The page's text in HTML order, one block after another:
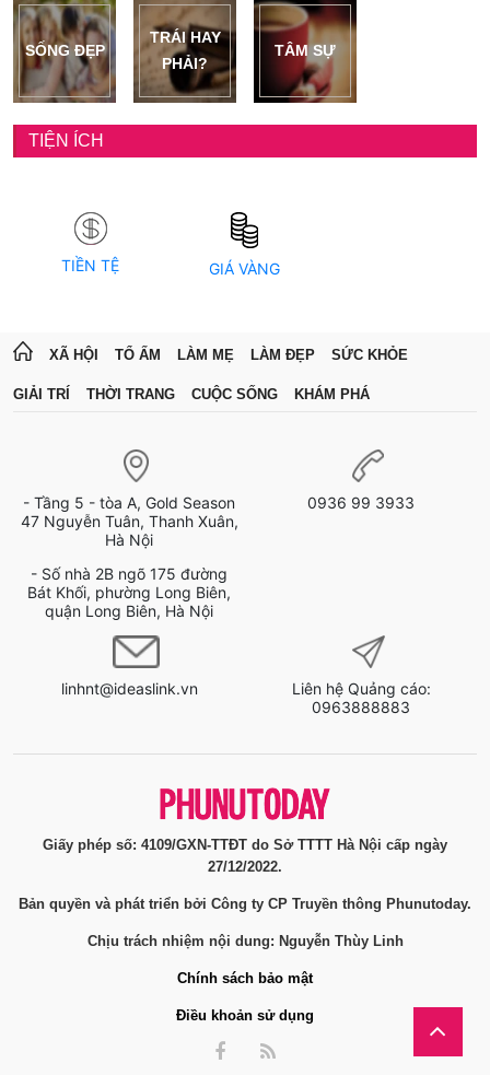
SỐNG ĐẸP
TRÁI HAY
PHẢI?
TÂM SỰ
TIỆN ÍCH
TIỀN TỆ GIÁ VÀNG
XÃ HỘI TỔ ẤM LÀM MẸ LÀM ĐẸP SỨC KHỎE
GIẢI TRÍ THỜI TRANG CUỘC SỐNG KHÁM PHÁ
- Tầng 5 - tòa A, Gold Season
47 Nguyễn Tuân, Thanh Xuân,
Hà Nội
- Số nhà 2B ngõ 175 đường
Bát Khối, phường Long Biên,
quận Long Biên, Hà Nội
0936 99 3933
linhnt@ideaslink.vn
Liên hệ Quảng cáo:
0963888883
Giấy phép số: 4109/GXN-TTĐT do Sở TTTT Hà Nội cấp ngày
27/12/2022.
Bản quyền và phát triển bởi Công ty CP Truyền thông Phunutoday.
Chịu trách nhiệm nội dung: Nguyễn Thùy Linh
Chính sách bảo mật
Điều khoản sử dụng